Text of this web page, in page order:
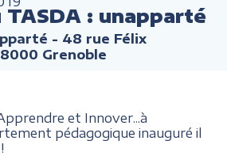
: unapparté
- 48 rue Félix
Grenoble
et Innover...à
pédagogique inauguré il